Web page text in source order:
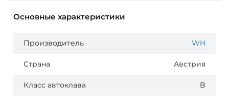
Основные характеристики
Производитель WH
Страна Австрия
Класс автоклава B